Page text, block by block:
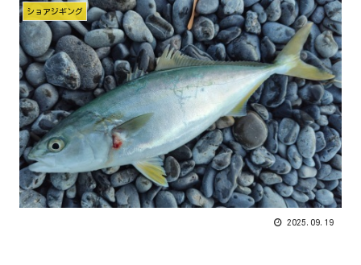
ショアジギング
2025.09.19